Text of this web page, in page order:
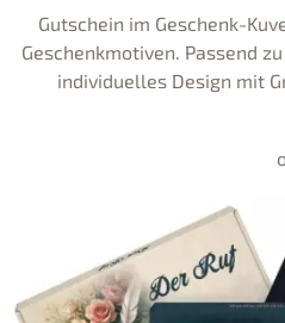
Gutschein im Geschenk-
Geschenkmotiven. Passend
individuelles Design mit